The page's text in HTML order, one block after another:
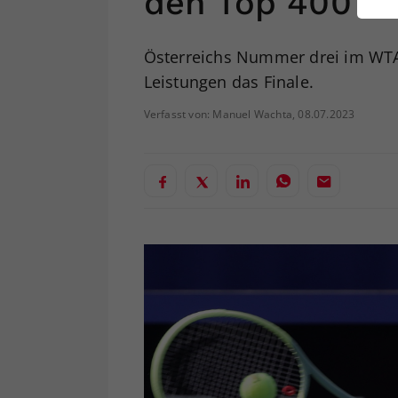
Österreichs Nummer drei im
Leistungen das Finale.
Verfasst von: Manuel Wachta, 08.07.2023